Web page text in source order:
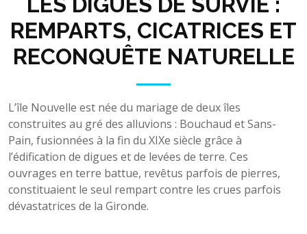
REMPARTS, CICATRICES ET
RECONQUÊTE NATURELLE
L’île Nouvelle est née du mariage de deux îles
construites au gré des alluvions : Bouchaud et Sans-
Pain, fusionnées à la fin du XIXe siècle grâce à
l’édification de digues et de levées de terre. Ces
ouvrages en terre battue, revêtus parfois de pierres,
constituaient le seul rempart contre les crues parfois
dévastatrices de la Gironde.